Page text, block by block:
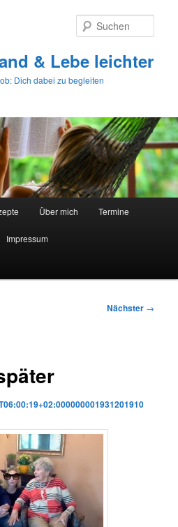
& Lebe leichter
Dich dabei zu begleiten
Über mich Termine
Impressum
Nächster →